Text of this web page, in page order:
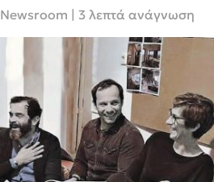
Newsroom | 3 λεπτά ανάγνωση